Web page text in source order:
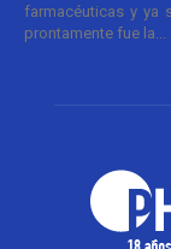
farmacéuticas y ya
prontamente fue la...